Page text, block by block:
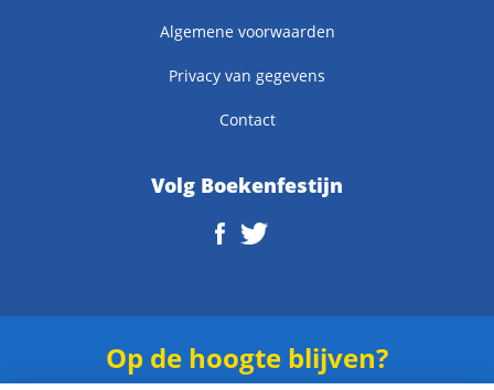
Algemene voorwaarden
Privacy van gegevens
Contact
Volg Boekenfestijn
Op de hoogte blijven?